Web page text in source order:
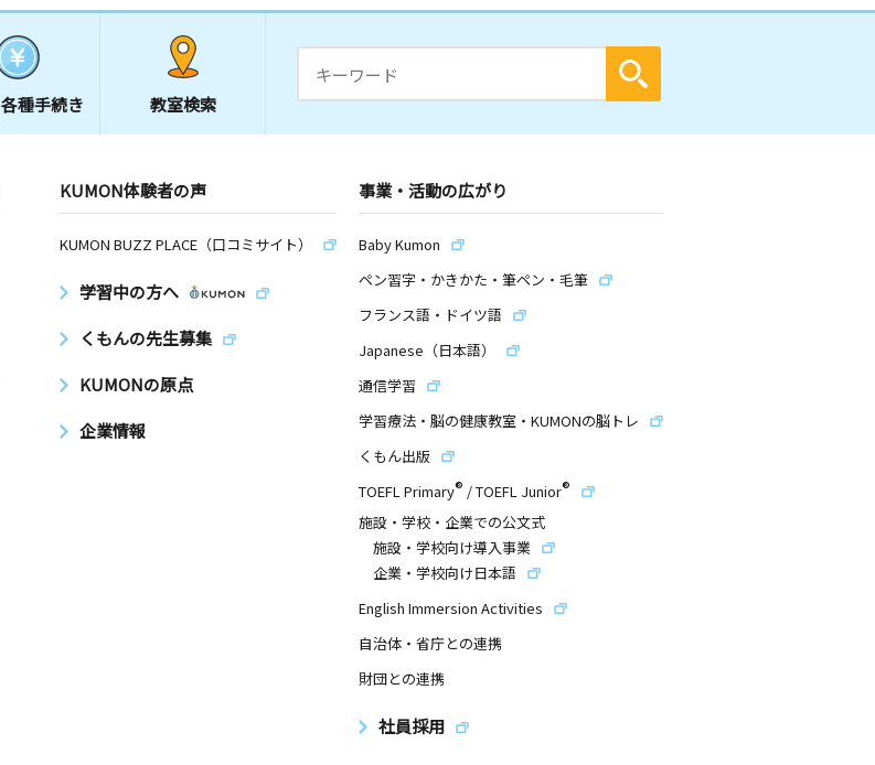
各種手続き 教室検索
KUMON体験者の声
KUMON BUZZ PLACE（口コミサイト）
学習中の方へ
くもんの先生募集
KUMONの原点
企業情報
事業・活動の広がり
Baby Kumon
ペン習字・かきかた・筆ペン・毛筆
フランス語・ドイツ語
Japanese（日本語）
通信学習
学習療法・脳の健康教室・KUMONの脳トレ
くもん出版
TOEFL Primary® /TOEFL Junior®
施設・学校・企業での公文式
施設・学校向け導入事業
企業・学校向け日本語
English Immersion Activities
自治体・省庁との連携
財団との連携
社員採用